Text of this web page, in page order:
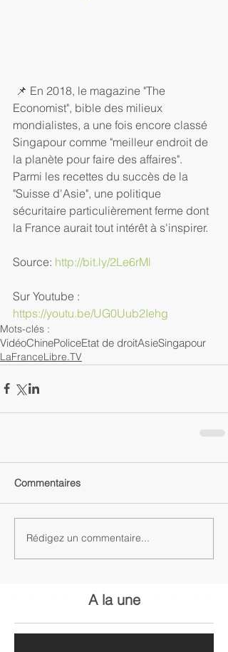
Economist", bible des milieux
mondialistes, a une fois encore classé
Singapour comme "meilleur endroit de
la planète pour faire des affaires".
Parmi les recettes du succès de la
"Suisse d'Asie", une politique
sécuritaire particulièrement ferme dont
la France aurait tout intérêt à s'inspirer.
Source: http://bit.ly/2Le6rMl
Sur Youtube :
https://youtu.be/UG0Uub2Iehg
Mots-clés :
VidéoChinePoliceEtat de droitAsieSingapour
LaFranceLibre.TV
Commentaires
Rédigez un commentaire...
A la une